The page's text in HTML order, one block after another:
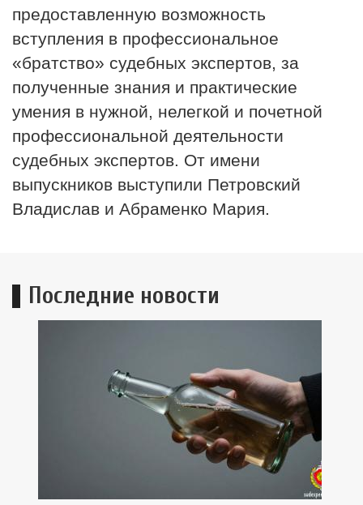
предоставленную возможность
вступления в профессиональное
«братство» судебных экспертов, за
полученные знания и практические
умения в нужной, нелегкой и почетной
профессиональной деятельности
судебных экспертов. От имени
выпускников выступили Петровский
Владислав и Абраменко Мария.
Последние новости